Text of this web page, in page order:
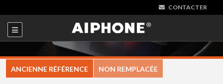
CONTACTER
ANCIENNE RÉFÉRENCE NON REMPLACÉE